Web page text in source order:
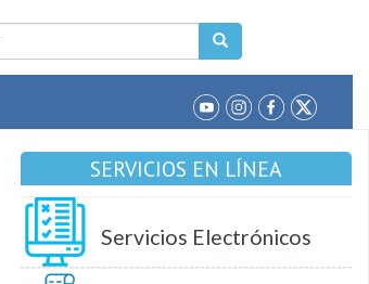
SERVICIOS EN LÍNEA
Servicios Electrónicos